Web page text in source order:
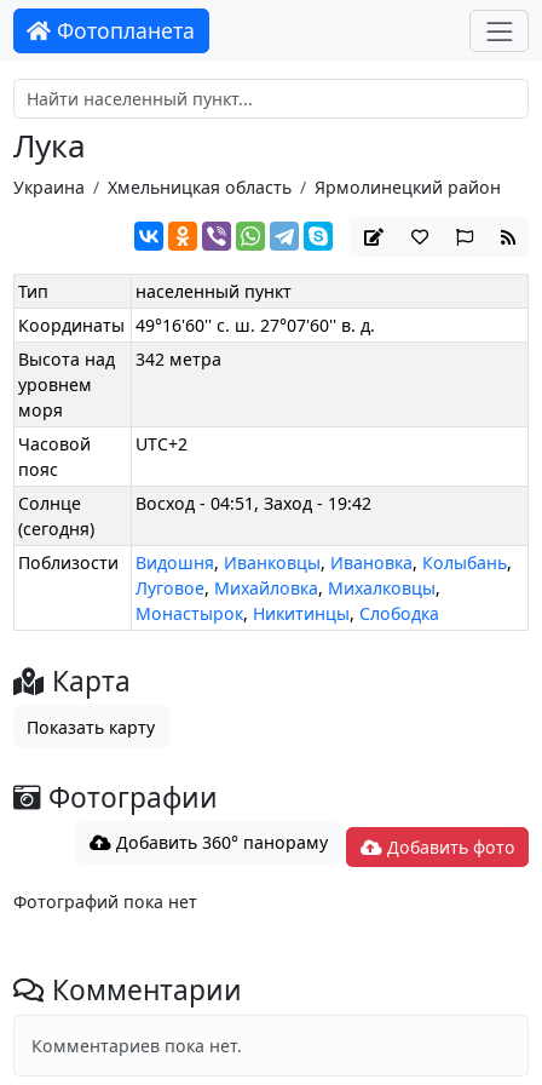
Фотопланета
Лука
Украина Хмельницкая область Ярмолинецкий район
Тип
населенный пункт
Координаты 49°16'60'' с. ш. 27°07'60'' в. д.
Высота над
уровнем
моря
342 метра
Часовой
пояс
UTC+2
Солнце
(сегодня)
Восход - 04:51, Заход - 19:42
Поблизости Видошня, Иванковцы, Ивановка, Колыбань,
Луговое, Михайловка, Михалковцы,
Монастырок, Никитинцы, Слободка
Карта
Показать карту
Фотографии
Добавить 360° панораму Добавить фото
Фотографий пока нет
Комментарии
Комментариев пока нет.